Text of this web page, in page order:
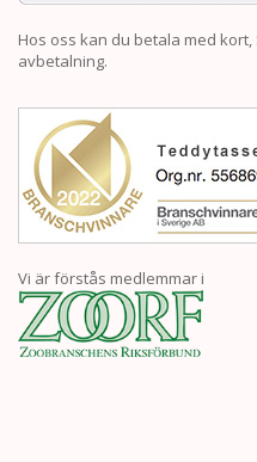
Hos oss kan du betala med
avbetalning.
Vi är förstås medlemmar i